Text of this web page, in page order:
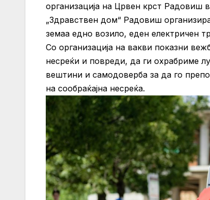
организација на Црвен крст
„Здравствен дом“ Радовиш
земаа едно возило, еден електричен
Со организација на вакви показни
несреќи и повреди, да ги охрабриме
вештини и самодоверба за да го
на сообраќајна несреќа.